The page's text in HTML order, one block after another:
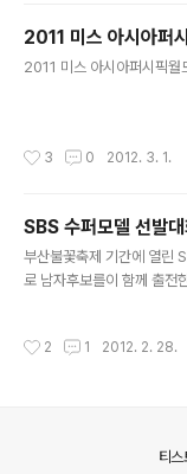
2011 미스 아시아퍼
2011 미스 아시아퍼시픽월
3 0 2012. 3. 1.
SBS 수퍼모델 선발대
부산불꽃축제 기간에 열린
로 남자후보를이 함께 출전
2 1 2012. 2. 28.
티스